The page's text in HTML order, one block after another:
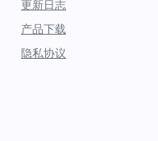
更新日志
产品下载
隐私协议